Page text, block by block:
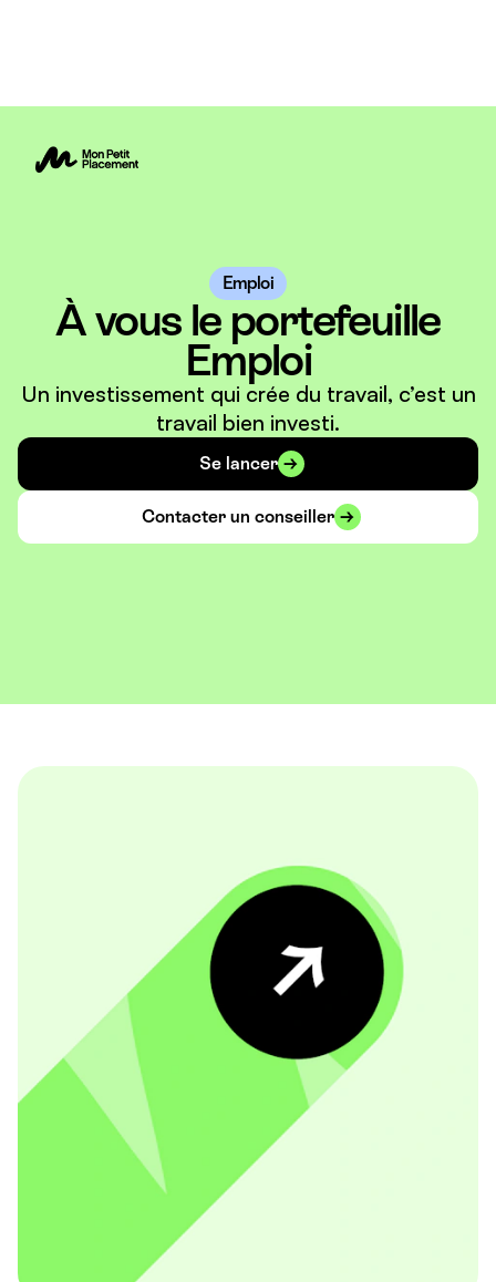
Emploi
À vous le portefeuille
Emploi
Un investissement qui crée du travail, c’est un
travail bien investi.
Se lancer
Contacter un conseiller